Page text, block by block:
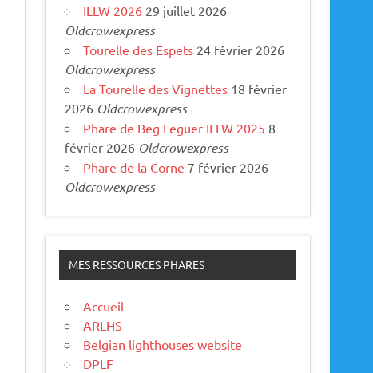
ILLW 2026 29 juillet 2026
Oldcrowexpress
Tourelle des Espets 24 février 2026
Oldcrowexpress
La Tourelle des Vignettes 18 février
2026 Oldcrowexpress
Phare de Beg Leguer ILLW 2025 8
février 2026 Oldcrowexpress
Phare de la Corne 7 février 2026
Oldcrowexpress
MES RESSOURCES PHARES
Accueil
ARLHS
Belgian lighthouses website
DPLF